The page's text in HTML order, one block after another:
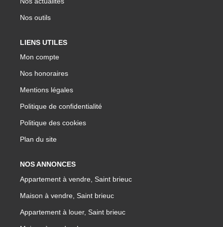
Nos outils
LIENS UTILES
Mon compte
Nos honoraires
Mentions légales
Politique de confidentialité
Politique des cookies
Plan du site
NOS ANNONCES
Appartement à vendre, Saint brieuc
Maison à vendre, Saint brieuc
Appartement à louer, Saint brieuc